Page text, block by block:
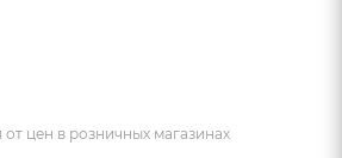
цен в розничных магазинах